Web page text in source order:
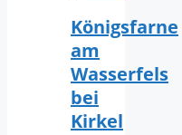
Königsfarne
am
Wasserfels
bei
Kirkel